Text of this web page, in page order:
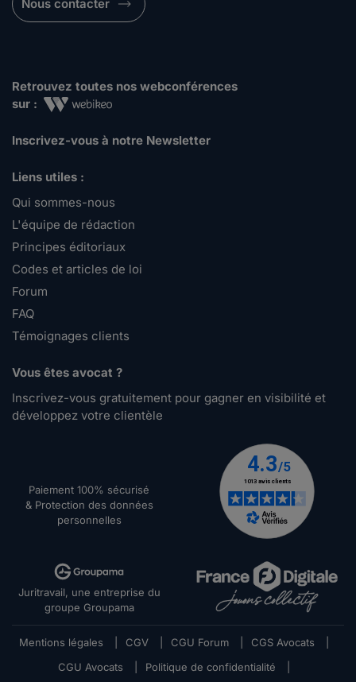
Nous contacter
Retrouvez toutes nos webconférences
sur :
Inscrivez-vous à notre Newsletter
Liens utiles :
Qui sommes-nous
L'équipe de rédaction
Principes éditoriaux
Codes et articles de loi
Forum
FAQ
Témoignages clients
Vous êtes avocat ?
Inscrivez-vous gratuitement pour gagner en visibilité et
développez votre clientèle
Paiement 100% sécurisé
& Protection des données
personnelles
Juritravail, une entreprise du
groupe Groupama
Mentions légales CGV CGU Forum CGS Avocats
CGU Avocats
Politique de confidentialité